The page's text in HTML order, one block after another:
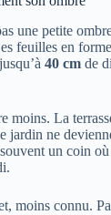
une petite
feuilles en
40 cm de
moins. La
jardin ne
un coin
moins connu.